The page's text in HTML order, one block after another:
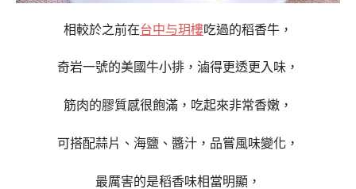
相較於之前在台中与玥樓吃過的稻香牛，
奇岩一號的美國牛小排，滷得更透更入味，
筋肉的膠質感很飽滿，吃起來非常香嫩，
可搭配蒜片、海鹽、醬汁，品嘗風味變化，
最厲害的是稻香味相當明顯，